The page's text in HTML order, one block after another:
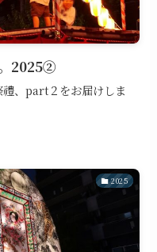
2025②
、part２をお届けしま
2025